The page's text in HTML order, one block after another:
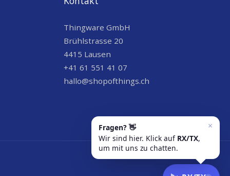
Thingware GmbH
Brühlstrasse 20
4415 Lausen
+41 61 551 41 07
hallo@shopofthings.ch